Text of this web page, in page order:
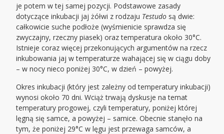
je potem w tej samej pozycji. Podstawowe zasady
dotyczące inkubacji jaj żółwi z rodzaju Testudo są dwie:
całkowicie suche podłoże (wyśmienicie sprawdza się
zwyczajny, rzeczny piasek) oraz temperatura około 30°C.
Istnieje coraz więcej przekonujących argumentów na rzecz
inkubowania jaj w temperaturze wahającej się w ciągu doby
– w nocy nieco poniżej 30°C, w dzień – powyżej.
Okres inkubacji (który jest zależny od temperatury inkubacji)
wynosi około 70 dni. Wciąż trwają dyskusje na temat
temperatury progowej, czyli temperatury, poniżej której
lęgną się samce, a powyżej – samice. Obecnie stanęło na
tym, że poniżej 29°C w lęgu jest przewaga samców, a